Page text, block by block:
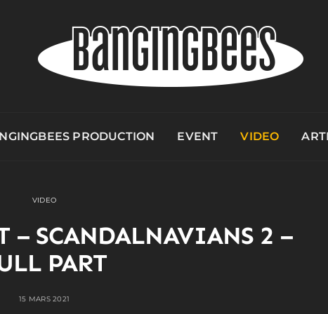
PRODUCTION EVENT VIDEO
VIDEO
– SCANDALNAVIANS 2 –
PART
15 MARS 2021